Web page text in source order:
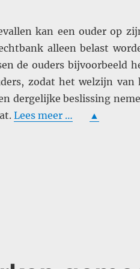
kan een ouder op
alleen belast
de ouders bijvoorbeeld
zodat het welzijn
dergelijke beslissing
Lees meer … ▲